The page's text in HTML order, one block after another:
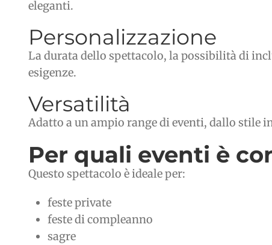
eleganti.
Personalizzazione
La durata dello spettacolo, la possibilità di
esigenze.
Versatilità
Adatto a un ampio range di eventi, dallo stile
Per quali eventi è
Questo spettacolo è ideale per:
feste private
feste di compleanno
sagre